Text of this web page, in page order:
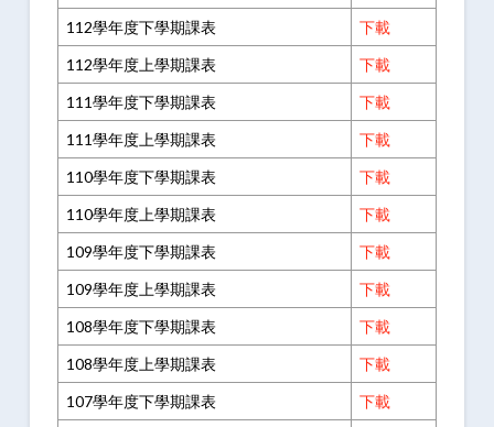
112學年度下學期課表
下載
112學年度上學期課表
下載
111學年度下學期課表
下載
111學年度上學期課表
下載
110學年度下學期課表
下載
110學年度上學期課表
下載
109學年度下學期課表
下載
109學年度上學期課表
下載
108學年度下學期課表
下載
108學年度上學期課表
下載
107學年度下學期課表
下載